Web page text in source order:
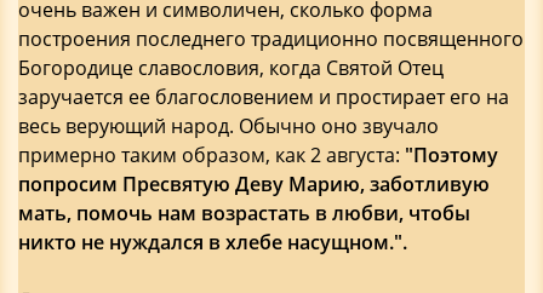
очень важен и символичен, сколько форма
построения последнего традиционно посвященного
Богородице славословия, когда Святой Отец
заручается ее благословением и простирает его на
весь верующий народ. Обычно оно звучало
примерно таким образом, как 2 августа: "Поэтому
попросим Пресвятую Деву Марию, заботливую
мать, помочь нам возрастать в любви, чтобы
никто не нуждался в хлебе насущном.".